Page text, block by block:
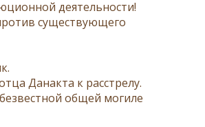
деятельности!
существующего
Данакта к расстрелу.
общей могиле